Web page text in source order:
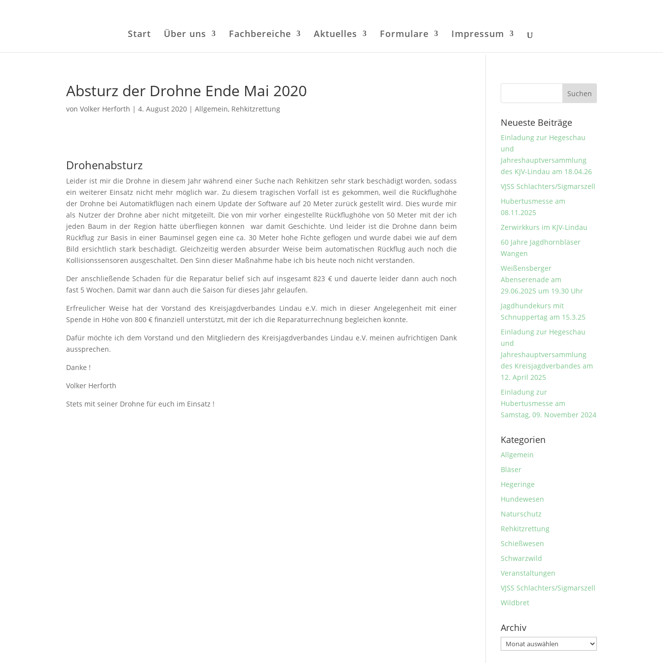
Start Über uns Fachbereiche Aktuelles Formulare Impressum
Absturz der Drohne Ende Mai 2020
vonVolker Herforth |4. August 2020 |Allgemein, Rehkitzrettung
Drohenabsturz
Leider ist mir die Drohne in diesem Jahr während einer Suche nach Rehkitzen sehr stark beschädigt worden, sodass
ein weiterer Einsatz nicht mehr möglich war. Zu diesem tragischen Vorfall ist es gekommen, weil die Rückflughöhe
der Drohne bei Automatikflügen nach einem Update der Software auf 20 Meter zurück gestellt wird. Dies wurde mir
als Nutzer der Drohne aber nicht mitgeteilt. Die von mir vorher eingestellte Rückflughöhe von 50 Meter mit der ich
jeden Baum in der Region hätte überfliegen können war damit Geschichte. Und leider ist die Drohne dann beim
Rückflug zur Basis in einer Bauminsel gegen eine ca. 30 Meter hohe Fichte geflogen und wurde dabei wie auf dem
Bild ersichtlich stark beschädigt. Gleichzeitig werden absurder Weise beim automatischen Rückflug auch noch die
Kollisionssensoren ausgeschaltet. Den Sinn dieser Maßnahme habe ich bis heute noch nicht verstanden.
Der anschließende Schaden für die Reparatur belief sich auf insgesamt 823 € und dauerte leider dann auch noch
fast 5 Wochen. Damit war dann auch die Saison für dieses Jahr gelaufen.
Erfreulicher Weise hat der Vorstand des Kreisjagdverbandes Lindau e.V. mich in dieser Angelegenheit mit einer
Spende in Höhe von 800 € finanziell unterstützt, mit der ich die Reparaturrechnung begleichen konnte.
Dafür möchte ich dem Vorstand und den Mitgliedern des Kreisjagdverbandes Lindau e.V. meinen aufrichtigen Dank
aussprechen.
Danke !
Volker Herforth
Stets mit seiner Drohne für euch im Einsatz !
Neueste Beiträge
Einladung zur Hegeschau
und
Jahreshauptversammlung
des KJV-Lindau am 18.04.26
VJSS Schlachters/Sigmarszell
Hubertusmesse am
08.11.2025
Zerwirkkurs im KJV-Lindau
60 Jahre Jagdhornbläser
Wangen
Weißensberger
Abenserenade am
29.06.2025 um 19.30 Uhr
Jagdhundekurs mit
Schnuppertag am 15.3.25
Einladung zur Hegeschau
und
Jahreshauptversammlung
des Kreisjagdverbandes am
12. April 2025
Einladung zur
Hubertusmesse am
Samstag, 09. November 2024
Kategorien
Allgemein
Bläser
Hegeringe
Hundewesen
Naturschutz
Rehkitzrettung
Schießwesen
Schwarzwild
Veranstaltungen
VJSS Schlachters/Sigmarszell
Wildbret
Archiv
Archiv